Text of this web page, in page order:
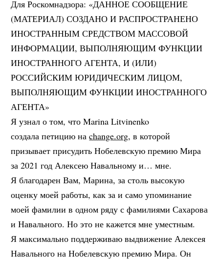
Для Роскомнадзора: «ДАННОЕ СООБЩЕНИЕ
(МАТЕРИАЛ) СОЗДАНО И РАСПРОСТРАНЕНО
ИНОСТРАННЫМ СРЕДСТВОМ МАССОВОЙ
ИНФОРМАЦИИ, ВЫПОЛНЯЮЩИМ ФУНКЦИИ
ИНОСТРАННОГО АГЕНТА, И (ИЛИ)
РОССИЙСКИМ ЮРИДИЧЕСКИМ ЛИЦОМ,
ВЫПОЛНЯЮЩИМ ФУНКЦИИ ИНОСТРАННОГО
АГЕНТА»
Я узнал о том, что Marina Litvinenko
создала петицию наchange.org, в которой
призывает присудить Нобелевскую премию Мира
за 2021 год Алексею Навальному и… мне.
Я благодарен Вам, Марина, за столь высокую
оценку моей работы, как за и само упоминание
моей фамилии в одном ряду с фамилиями Сахарова
и Навального. Но это не кажется мне уместным.
Я максимально поддерживаю выдвижение Алексея
Навального на Нобелевскую премию Мира. Он